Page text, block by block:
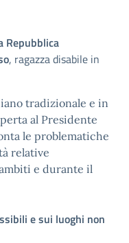
Repubblica
, ragazza disabile in
tradizionale e in
al Presidente
le problematiche
relative
e durante il
e sui luoghi non